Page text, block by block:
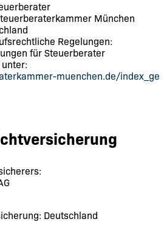
München
Regelungen:
für Steuerberater
muenchen.de/index_ge
Deutschland